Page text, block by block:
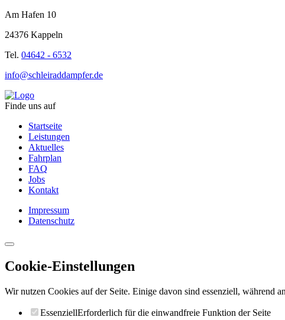
Am Hafen 10
24376 Kappeln
Tel. 04642 - 6532
info@schleiraddampfer.de
Finde uns auf
Startseite
Leistungen
Aktuelles
Fahrplan
FAQ
Jobs
Kontakt
Impressum
Datenschutz
Cookie-Einstellungen
Wir nutzen Cookies auf der Seite. Einige davon sind essenziell, während
EssenziellErforderlich für die einwandfreie Funktion der Seite